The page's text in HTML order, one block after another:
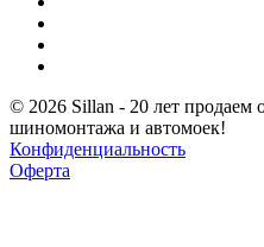
© 2026 Sillan - 20 лет продаем
шиномонтажа и автомоек!
Конфиденциальность
Оферта